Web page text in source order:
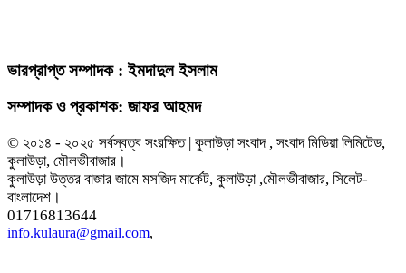
ভারপ্রাপ্ত সম্পাদক : ইমদাদুল ইসলাম
সম্পাদক ও প্রকাশক: জাফর আহমদ
© ২০১৪ - ২০২৫ সর্বস্বত্ব সংরক্ষিত | কুলাউড়া সংবাদ , সংবাদ মিডিয়া লিমিটেড,
কুলাউড়া, মৌলভীবাজার।
কুলাউড়া উত্তর বাজার জামে মসজিদ মার্কেট, কুলাউড়া ,মৌলভীবাজার, সিলেট-
বাংলাদেশ।
01716813644
info.kulaura@gmail.com,